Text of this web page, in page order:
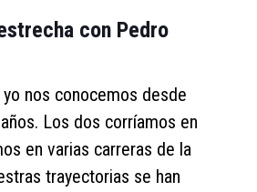
con Pedro
nos conocemos desde
Los dos corríamos en
en varias carreras de la
trayectorias se han